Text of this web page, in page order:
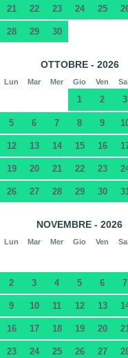
21 22 23 24 25
28 29 30
OTTOBRE - 2026
Lun Mar Mer Gio Ven
1 2 3
5 6 7 8 9
12 13 14 15 16
19 20 21 22 23
26 27 28 29 30
NOVEMBRE - 2026
Lun Mar Mer Gio Ven
2 3 4 5 6 7
9 10 11 12 13
16 17 18 19 20
23 24 25 26 27